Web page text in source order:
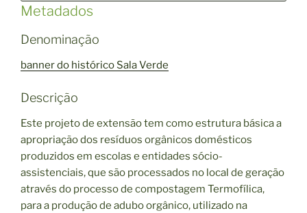
Metadados
Denominação
banner do histórico Sala Verde
Descrição
Este projeto de extensão tem como estrutura básica a
apropriação dos resíduos orgânicos domésticos
produzidos em escolas e entidades sócio-
assistenciais, que são processados no local de geração
através do processo de compostagem Termofílica,
para a produção de adubo orgânico, utilizado na